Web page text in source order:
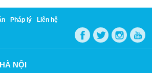
Pháp lý Liên hệ
NỘI